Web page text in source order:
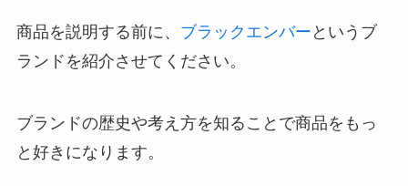
商品を説明する前に、 ブラックエンバー というブ
ランドを紹介させてください。
ブランドの歴史や考え方を知ることで商品をもっ
と好きになります。